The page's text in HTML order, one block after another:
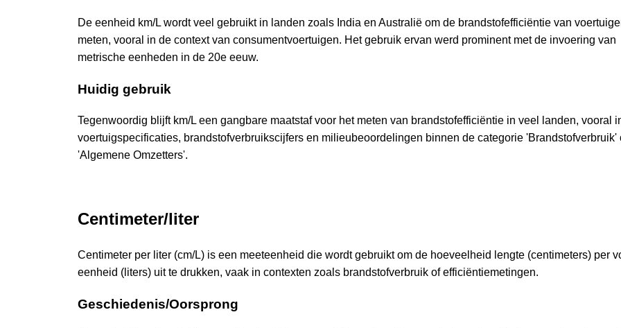
De eenheid km/L wordt veel gebruikt in landen zoals India en Australië om de brandstofefficiëntie van
meten, vooral in de context van consumentvoertuigen. Het gebruik ervan werd prominent met de invoering van
metrische eenheden in de 20e eeuw.
Huidig gebruik
Tegenwoordig blijft km/L een gangbare maatstaf voor het meten van brandstofefficiëntie in veel landen, vooral
voertuigspecificaties, brandstofverbruikscijfers en milieubeoordelingen binnen de categorie 'Brandstofverbruik'
'Algemene Omzetters'.
Centimeter/liter
Centimeter per liter (cm/L) is een meeteenheid die wordt gebruikt om de hoeveelheid lengte (centimeters) per
eenheid (liters) uit te drukken, vaak in contexten zoals brandstofverbruik of efficiëntiemetingen.
Geschiedenis/Oorsprong